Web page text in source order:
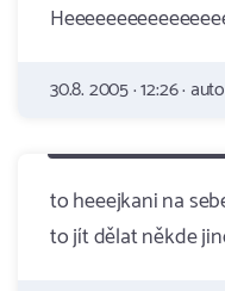
30.8. 2005 · 12:26 ·
to heeejkani na
to jít dělat někde